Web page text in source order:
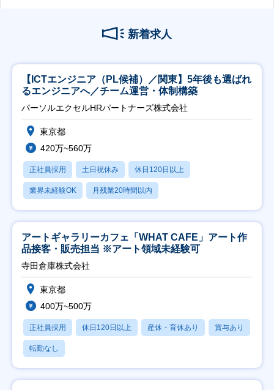
新着求人
【ICTエンジニア（PL候補）／関東】5年後も選ばれ
るエンジニアへ／チーム運営・体制構築
パーソルエクセルHRパートナーズ株式会社
東京都
420万~560万
正社員採用 土日祝休み 休日120日以上
業界未経験OK 月残業20時間以内
アートギャラリーカフェ「WHAT CAFE」アート作
品接客・販売担当 ※アート領域未経験可
寺田倉庫株式会社
東京都
400万~500万
正社員採用 休日120日以上 産休・育休あり 賞与あり
転勤なし